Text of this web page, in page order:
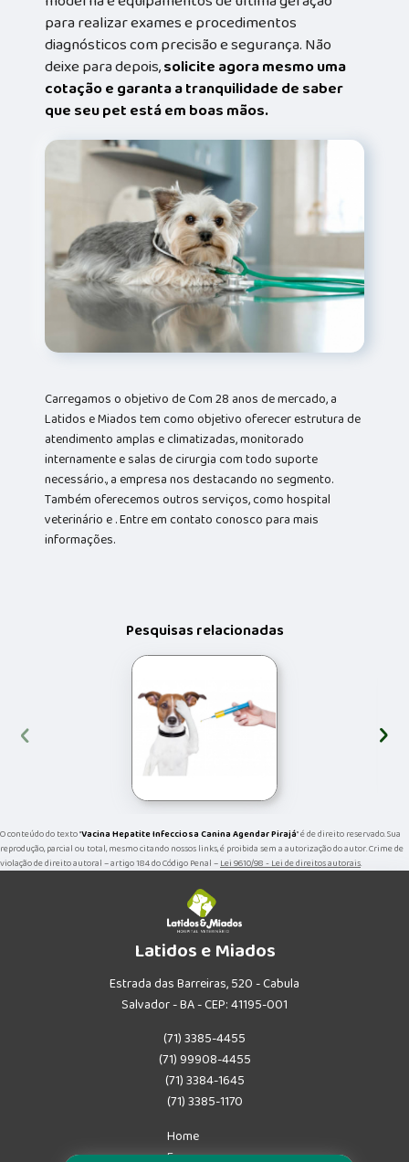
para realizar exames e procedimentos
diagnósticos com precisão e segurança. Não
deixe para depois,solicite agora mesmo uma
cotação e garanta a tranquilidade de saber
que seu pet está em boas mãos.
Carregamos o objetivo de Com 28 anos de mercado, a
Latidos e Miados tem como objetivo oferecer estrutura de
atendimento amplas e climatizadas, monitorado
internamente e salas de cirurgia com todo suporte
necessário., a empresa nos destacando no segmento.
Também oferecemos outros serviços, como hospital
veterinário e . Entre em contato conosco para mais
informações.
Pesquisas relacionadas
‹ ›
O conteúdo do texto "Vacina Hepatite Infecciosa Canina Agendar Pirajá" é de direito reservado. Sua
reprodução, parcial ou total, mesmo citando nossos links, é proibida sem a autorização do autor. Crime de
violação de direito autoral – artigo 184 do Código Penal –Lei 9610/98 - Lei de direitos autorais.
Latidos e Miados
Estrada das Barreiras, 520 - Cabula
Salvador - BA - CEP: 41195-001
(71) 3385-4455
(71) 99908-4455
(71) 3384-1645
(71) 3385-1170
Home
Empresa